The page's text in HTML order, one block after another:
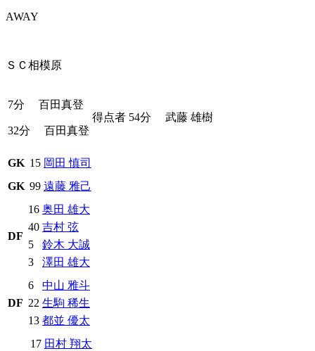
AWAY
ＳＣ相模原
7分 百田真登
32分 百田真登
得点者 54分 武藤 雄樹
GK 15 岡田 慎司
GK 99 遠藤 雅己
DF
16 奥田 雄大
40 吉村 弦
5
鈴木 大誠
3
澤田 雄大
DF
6
中山 雅斗
22 生駒 稀生
13 都並 優太
17 田村 翔太